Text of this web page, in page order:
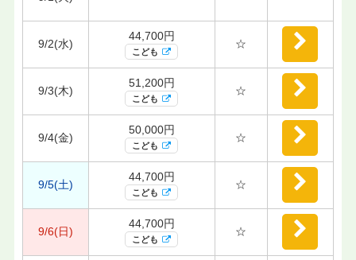
9/2(水)
44,700円
こども
☆
9/3(木)
51,200円
こども
☆
9/4(金)
50,000円
こども
☆
9/5(土)
44,700円
こども
☆
9/6(日)
44,700円
こども
☆